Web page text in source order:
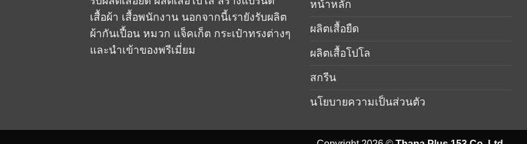
เสื้อผ้า เสื้อพนักงาน นอกจากนี้เรายังรับผลิต
ผ้ากันเปื้อน หมวก แจ็คเก็ต กระเป๋าทรงต่างๆ
และนำเข้าของพรีเมี่ยม
หน้าหลัก
ผลิตเสื้อยืด
ผลิตเสื้อโปโล
สกรีน
นโยบายความเป็นส่วนตัว